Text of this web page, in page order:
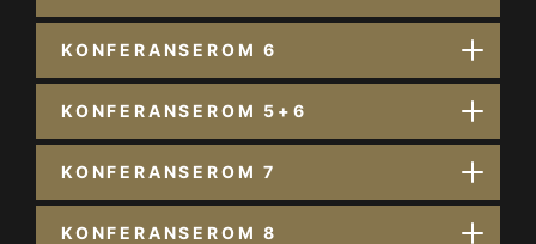
KONFERANSEROM 6
KONFERANSEROM 5+6
KONFERANSEROM 7
KONFERANSEROM 8